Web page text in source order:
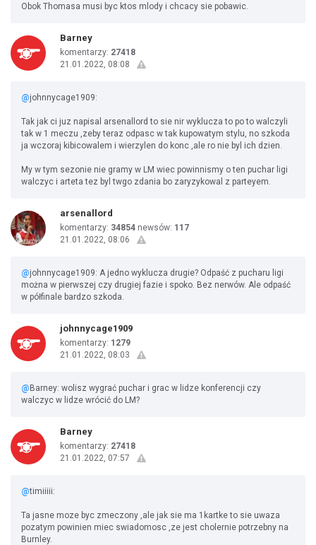
Obok Thomasa musi byc ktos mlody i chcacy sie pobawic.
Barney
komentarzy: 27418
21.01.2022, 08:08
@johnnycage1909:
Tak jak ci juz napisal arsenallord to sie nir wyklucza to po to walczyli
tak w 1 meczu ,zeby teraz odpasc w tak kupowatym stylu, no szkoda
ja wczoraj kibicowalem i wierzylen do konc ,ale ro nie byl ich dzien.
My w tym sezonie nie gramy w LM wiec powinnismy o ten puchar ligi
walczyc i arteta tez byl twgo zdania bo zaryzykowal z parteyem.
arsenallord
komentarzy: 34854 newsów: 117
21.01.2022, 08:06
@johnnycage1909: A jedno wyklucza drugie? Odpaść z pucharu ligi
można w pierwszej czy drugiej fazie i spoko. Bez nerwów. Ale odpaść
w półfinale bardzo szkoda.
johnnycage1909
komentarzy: 1279
21.01.2022, 08:03
@ Barney: wolisz wygrać puchar i grac w lidze konferencji czy
walczyc w lidze wrócić do LM?
Barney
komentarzy: 27418
21.01.2022, 07:57
@timiiiii:
Ta jasne moze byc zmeczony ,ale jak sie ma 1kartke to sie uwaza
pozatym powinien miec swiadomosc ,ze jest cholernie potrzebny na
Burnley.